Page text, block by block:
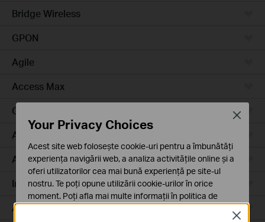
Bridge Wireless
GPON
Agile
Access Max
Campus
Access Plus
Aggregation
Industrial
Access
Close
Your Privacy Choices
Acest site web folosește cookie-uri pentru a îmbunătăți
experiența navigării web, a analiza activitățile online și a
oferi utilizatorilor cea mai bună experiență pe site-ul
nostru. Te poți opune utilizării cookie-urilor în orice
moment. Poți afla mai multe informații în politica de
Close